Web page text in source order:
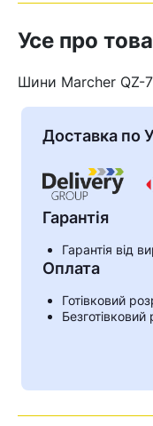
Усе про
Шини Marcher QZ-
Доставка по
Гарантія
Гарантія від
Оплата
Готівковий